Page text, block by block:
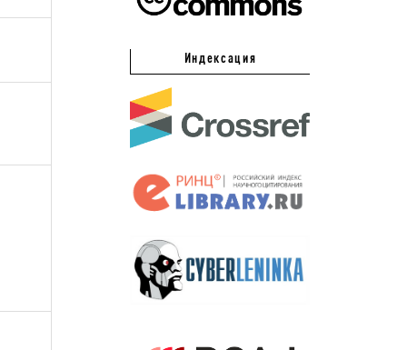
Индексация